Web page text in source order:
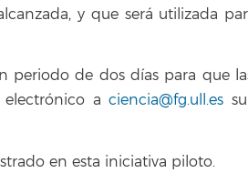
y que será utilizada
de dos días para que
electrónico aciencia@fg.ull.es
en esta iniciativa piloto.